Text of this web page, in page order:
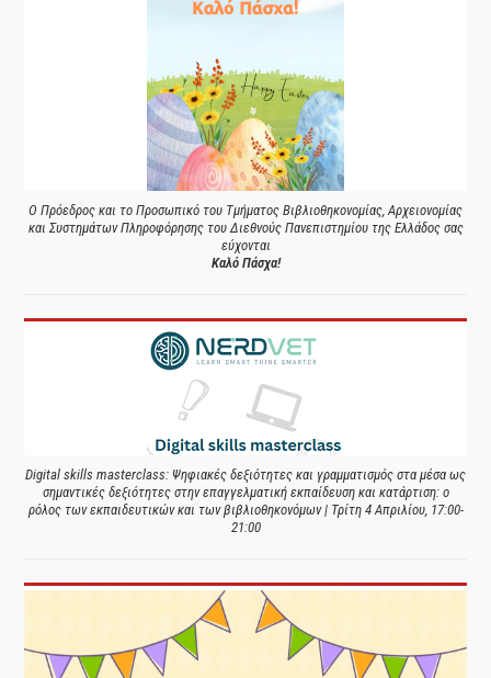
Ο Πρόεδρος και το Προσωπικό του Τμήματος Βιβλιοθηκονομίας, Αρχειονομίας
και Συστημάτων Πληροφόρησης του Διεθνούς Πανεπιστημίου της Ελλάδος σας
εύχονται
Καλό Πάσχα!
Digital skills masterclass: Ψηφιακές δεξιότητες και γραμματισμός στα μέσα ως
σημαντικές δεξιότητες στην επαγγελματική εκπαίδευση και κατάρτιση: ο
ρόλος των εκπαιδευτικών και των βιβλιοθηκονόμων | Τρίτη 4 Απριλίου, 17:00-
21:00